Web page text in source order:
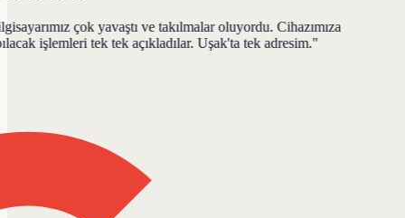
çok yavaştı ve takılmalar oluyordu. Cihazımıza
işlemleri tek tek açıkladılar. Uşak'ta tek adresim."